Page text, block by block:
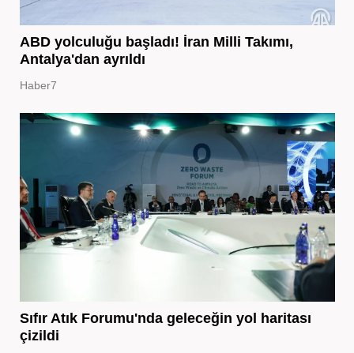
ABD yolculuğu başladı! İran Milli Takımı,
Antalya'dan ayrıldı
Haber7
Sıfır Atık Forumu'nda geleceğin yol haritası
çizildi